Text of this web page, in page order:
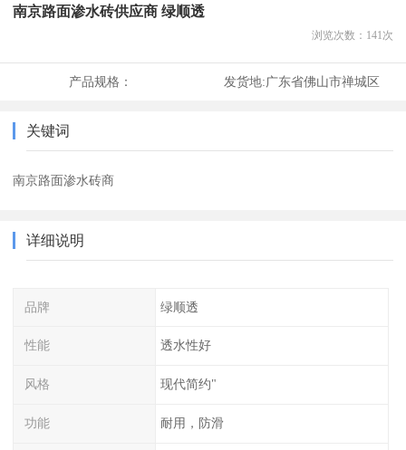
南京路面渗水砖供应商 绿顺透
浏览次数： 141 次
产品规格： 发货地:广东省佛山市禅城区
关键词
南京路面渗水砖商
详细说明
品牌 绿顺透
性能 透水性好
风格 现代简约"
功能 耐用，防滑